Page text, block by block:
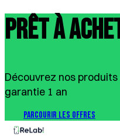
Prêt à
Découvrez nos
garantie 1 an
PARCOURIR LES OFFRES